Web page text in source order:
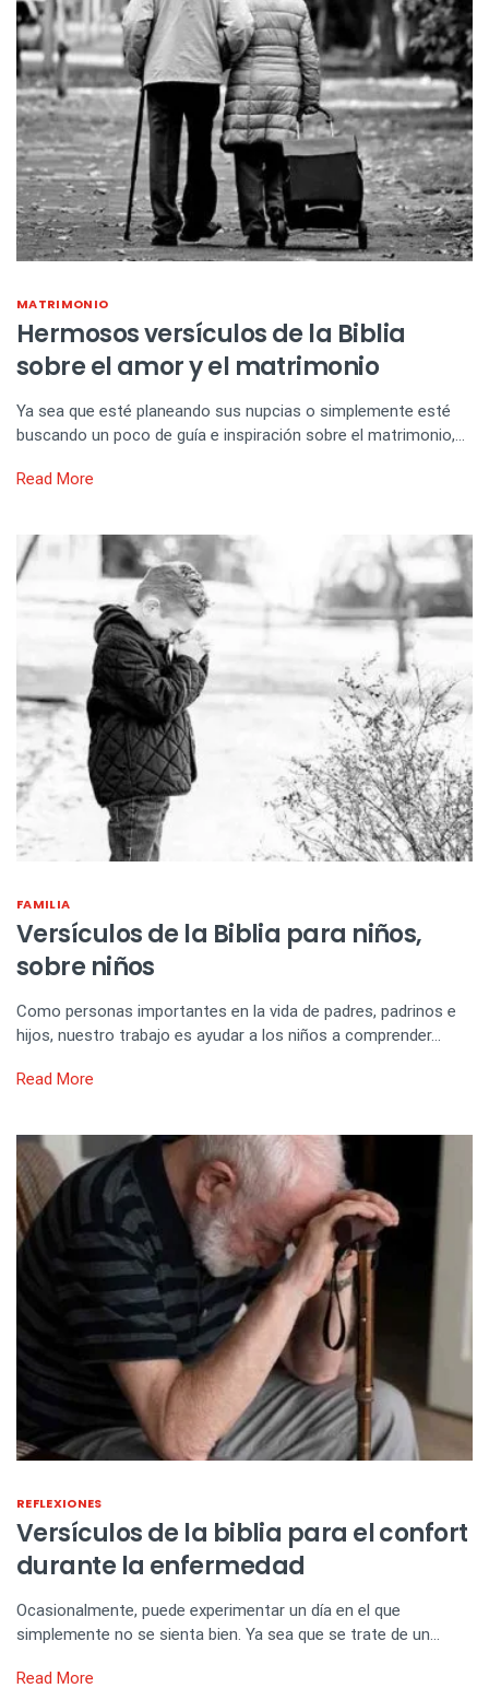
MATRIMONIO
Hermosos versículos de la Biblia
sobre el amor y el matrimonio
Ya sea que esté planeando sus nupcias o simplemente esté
buscando un poco de guía e inspiración sobre el matrimonio,…
Read More
FAMILIA
Versículos de la Biblia para niños,
sobre niños
Como personas importantes en la vida de padres, padrinos e
hijos, nuestro trabajo es ayudar a los niños a comprender…
Read More
REFLEXIONES
Versículos de la biblia para el confort
durante la enfermedad
Ocasionalmente, puede experimentar un día en el que
simplemente no se sienta bien. Ya sea que se trate de un…
Read More